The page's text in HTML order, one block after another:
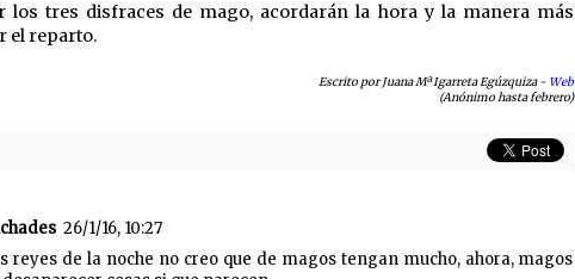
los tres disfraces de mago, acordarán la hora y la manera más
el reparto.
Escrito por Juana Mª Igarreta Egúzquiza - Web
(Anónimo hasta febrero)
26/1/16, 10:27
reyes de la noche no creo que de magos tengan mucho, ahora, magos